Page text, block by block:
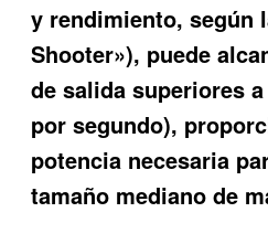
y rendimiento, según
Shooter»), puede
de salida superiores
por segundo),
potencia necesaria
tamaño mediano de